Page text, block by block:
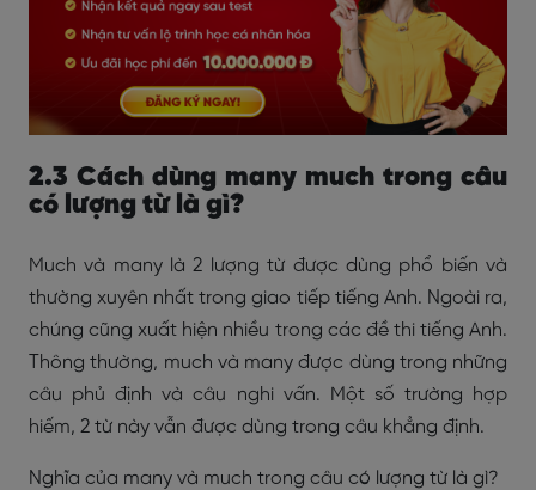
2.3 Cách dùng many much trong câu
có lượng từ là gì?
Much và many là 2 lượng từ được dùng phổ biến và
thường xuyên nhất trong giao tiếp tiếng Anh. Ngoài ra,
chúng cũng xuất hiện nhiều trong các đề thi tiếng Anh.
Thông thường, much và many được dùng trong những
câu phủ định và câu nghi vấn. Một số trường hợp
hiếm, 2 từ này vẫn được dùng trong câu khẳng định.
Nghĩa của many và much trong câu có lượng từ là gì?